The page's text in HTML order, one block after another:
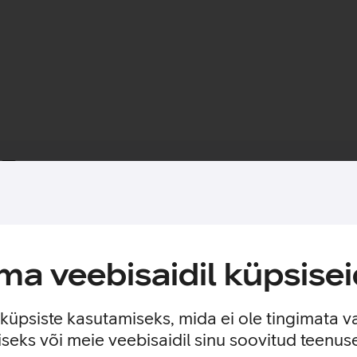
veebisaidil
kasutamiseks, mida ei ole tingimata
või meie veebisaidil sinu soovitud
Toote saadavus
ekraanikaitseklaasiga.
sinu Samsung Galaxy Watch5 Pro igapäevaste